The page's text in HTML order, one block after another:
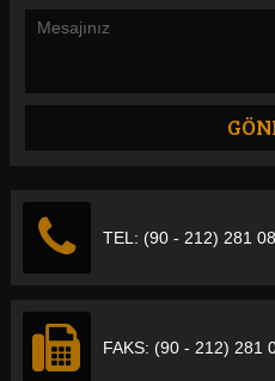
TEL: (90 - 212) 281
FAKS: (90 - 212) 281